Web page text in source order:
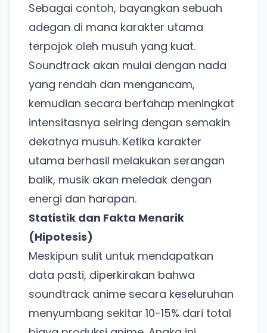
Sebagai contoh, bayangkan sebuah
adegan di mana karakter utama
terpojok oleh musuh yang kuat.
Soundtrack akan mulai dengan nada
yang rendah dan mengancam,
kemudian secara bertahap meningkat
intensitasnya seiring dengan semakin
dekatnya musuh. Ketika karakter
utama berhasil melakukan serangan
balik, musik akan meledak dengan
energi dan harapan.
Statistik dan Fakta Menarik
(Hipotesis)
Meskipun sulit untuk mendapatkan
data pasti, diperkirakan bahwa
soundtrack anime secara keseluruhan
menyumbang sekitar 10-15% dari total
Ada Website Baru!
Khusus untuk kamu yang mau coba